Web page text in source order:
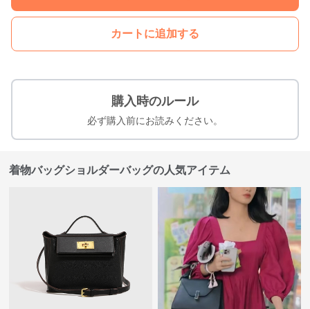
カートに追加する
購入時のルール
必ず購入前にお読みください。
着物バッグショルダーバッグの人気アイテム